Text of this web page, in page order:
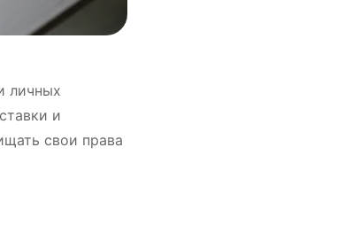
личных
и
свои права